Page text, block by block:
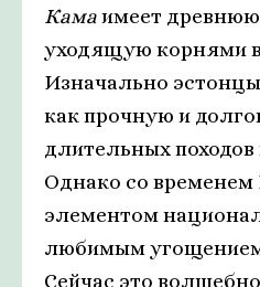
Камаимеет
уходящую корнями
Изначально
как прочную и
длительных походов
Однако со временем
элементом
любимым угощением
Сейчас это